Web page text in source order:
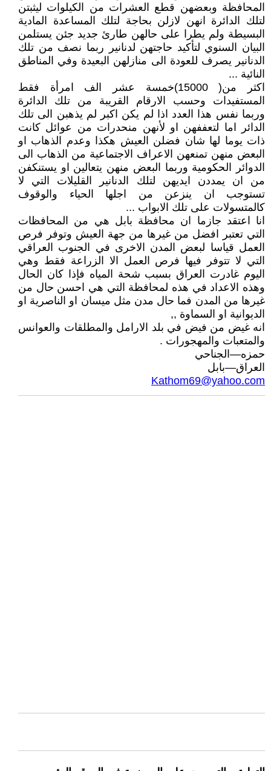
المحافظة وبعضهن قطع العشرات من الكيلوات ليثبتن
لتلك الدائرة انهن لازلن بحاجة لتلك المساعدة المادية
البسيطة ولم يطرا على حالهن طارئ جديد جئن يستلمن
البيان السنوي لتأكيد حاجتهن لدنانير ربما نصف من تلك
الدنانير يصرف للعودة الى منازلهن البعيدة وفي المناطق
النائية ...
اكثر من( 15000)خمسة عشر الف امرأة فقط
المستفيدات وحسب الارقام القريبة من تلك الدائرة
وربما نفس هذا العدد اذا لم يكن اكبر لم يذهبن الى تلك
الدائر اما لتعففهن او لأنهن منحدرات من عوائل كانت
ذات يوما لها شان فضلن العيش هكذا وعدم الذهاب او
البعض منهن تمنعهن الاعراف الاجتماعية من الذهاب الى
الدوائر الحكومية وربما البعض منهن يتعالين او يستنكفن
من ان يمددن ايديهن لتلك الدنانير القليلات التي لا
تستوجب ان ينزعن من اجلها الحياء والوقوف
كالمتسولات على تلك الابواب ...
انا اعتقد جازما ان محافظة بابل هي من المحافظات
التي تعتبر افضل من غيرها من جهة العيش وتوفر فرص
العمل قياسا لبعض المدن الاخرى في الجنوب العراقي
التي لا تتوفر فيها فرص العمل الا الزراعة فقط وهي
اليوم غادرت العراق بسبب شحة المياه فإذا كان الحال
وهذه الاعداد في هذه لمحافظة التي هي احسن حال من
غيرها من المدن فما حال مدن مثل ميسان او الناصرية او
الديوانية او السماوة ,,
انه غيض من فيض في بلد الارامل والمطلقات والعوانس
والمتعبات والمهجورات .
حمزه—الجناحي
العراق—بابل
Kathom69@yahoo.com